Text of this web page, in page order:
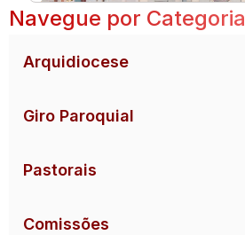
Navegue por Categoria
Arquidiocese
Giro Paroquial
Pastorais
Comissões